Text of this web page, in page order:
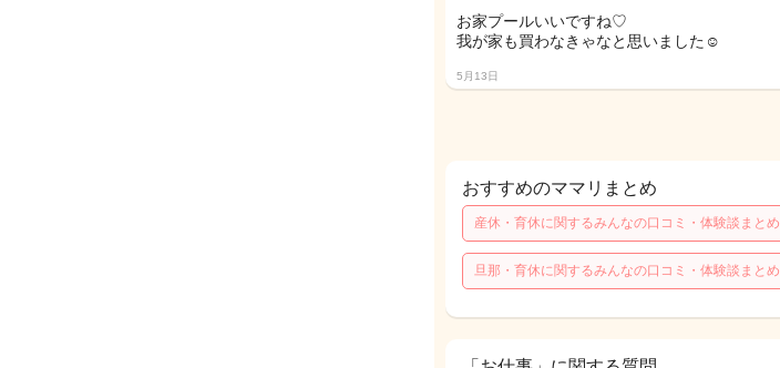
お家プールいいですね♡
我が家も買わなきゃなと思いました☺️
5月13日
おすすめのママリまとめ
産休・育休に関するみんなの口コミ・体験談まとめ
旦那・育休に関するみんなの口コミ・体験談まとめ